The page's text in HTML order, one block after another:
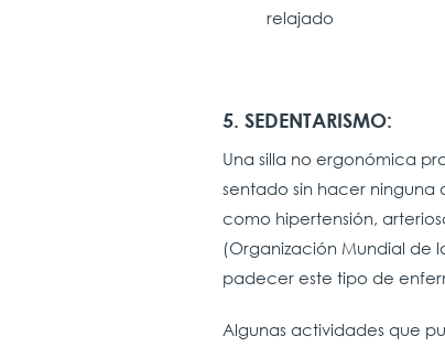
relajado
5. SEDENTARISMO:
Una silla no ergonómica
sentado sin hacer
como hipertensión,
(Organización Mundial de
padecer este tipo de
Algunas actividades que